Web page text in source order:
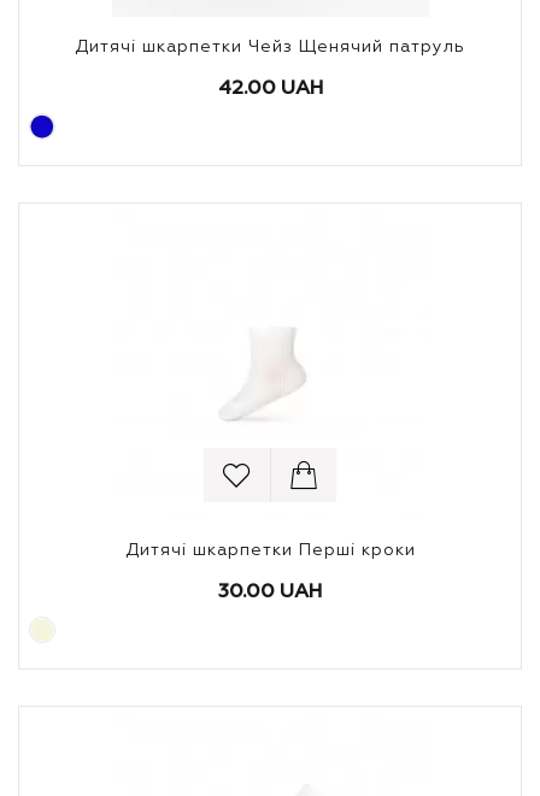
Дитячі шкарпетки Чейз Щенячий патруль
42.00 UAH
Дитячі шкарпетки Перші кроки
30.00 UAH